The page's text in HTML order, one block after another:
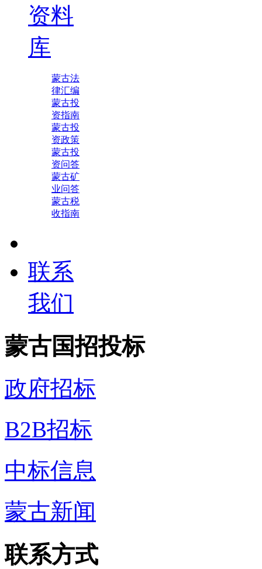
资料
库
蒙古法
律汇编
蒙古投
资指南
蒙古投
资政策
蒙古投
资问答
蒙古矿
业问答
蒙古税
收指南
联系
我们
蒙古国招投标
政府招标
B2B招标
中标信息
蒙古新闻
联系方式